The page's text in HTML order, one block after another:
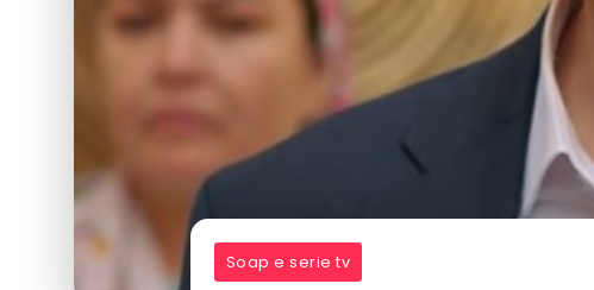
Soap e serie tv